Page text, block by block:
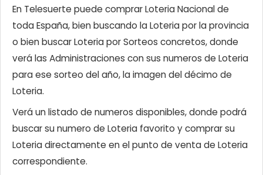
En Telesuerte puede comprar Loteria Nacional de
toda España, bien buscando la Loteria por la provincia
o bien buscar Loteria por Sorteos concretos, donde
verá las Administraciones con sus numeros de Loteria
para ese sorteo del año, la imagen del décimo de
Loteria.
Verá un listado de numeros disponibles, donde podrá
buscar su numero de Loteria favorito y comprar su
Loteria directamente en el punto de venta de Loteria
correspondiente.